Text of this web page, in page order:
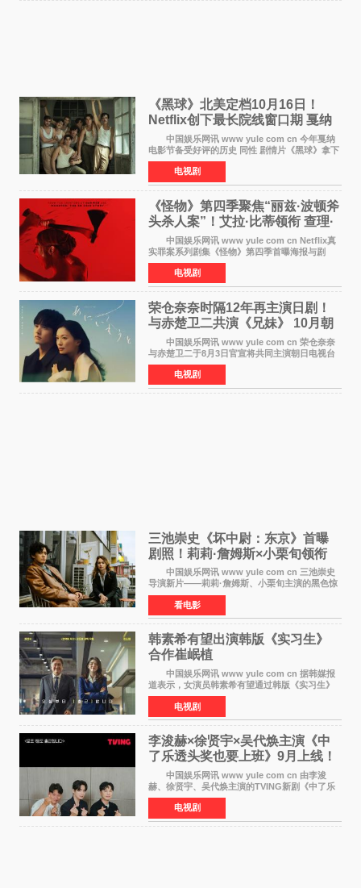
《黑球》北美定档10月16日！
Netflix创下最长院线窗口期 戛纳
最佳导演加持
中国娱乐网讯 www yule com cn 今年戛纳
电影节备受好评的历史 同性 剧情片《黑球》拿下
Netflix美国发行电影的最长院线放映期——该片
最新定档今年10月16日美国影院上映（此前定档
11月6日，如
电视剧
《怪物》第四季聚焦“丽兹·波顿斧
头杀人案”！艾拉·比蒂领衔 查理·
汉纳姆、莎拉·保
中国娱乐网讯 www yule com cn Netflix真
实罪案系列剧集《怪物》第四季首曝海报与剧
照，聚焦鹅妈妈童谣亦有记载的著名血腥杀人案
——丽兹·波顿砍死生父与继母案。 本季由艾
拉·比蒂饰
电视剧
荣仓奈奈时隔12年再主演日剧！
与赤楚卫二共演《兄妹》 10月朝
日新档开播
中国娱乐网讯 www yule com cn 荣仓奈奈
与赤楚卫二于8月3日官宣将共同主演朝日电视台
日剧《兄妹》（10月开播，每周六晚10点播
出）。这也是荣仓奈奈继TBS剧集《为了N》之
后，暌违12年再度担
电视剧
三池崇史《坏中尉：东京》首曝
剧照！莉莉·詹姆斯×小栗旬领衔
黑色惊悚再升级
中国娱乐网讯 www yule com cn 三池崇史
导演新片——莉莉·詹姆斯、小栗旬主演的黑色惊
悚电影《坏中尉：东京》首曝剧照。继阿贝尔·费
拉拉&times;哈威·凯特尔的1992年《坏中尉》和
沃纳·赫
看电影
韩素希有望出演韩版《实习生》
合作崔岷植
中国娱乐网讯 www yule com cn 据韩媒报
道表示，女演员韩素希有望通过韩版《实习生》
回归荧幕，合作前辈演员崔岷植。 根据消息
表示，演员韩素希目前已经结束了电视剧《Y计
划》的拍摄工
电视剧
李浚赫×徐贤宇×吴代焕主演《中
了乐透头奖也要上班》9月上线！
TVING先网后台
中国娱乐网讯 www yule com cn 由李浚
赫、徐贤宇、吴代焕主演的TVING新剧《中了乐
透头奖也要上班》定档9月10日播出，随后于9月
14日起登陆tvN月火档，实现先网后台双平台播出
模式。 本剧改
电视剧